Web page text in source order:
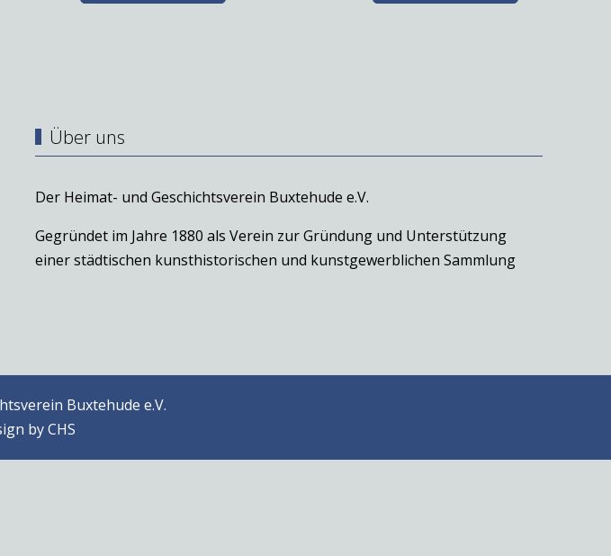
Über uns
Der Heimat- und Geschichtsverein Buxtehude e.V.
Gegründet im Jahre 1880 als Verein zur Gründung und Unterstützung
einer städtischen kunsthistorischen und kunstgewerblichen Sammlung
Buxtehude e.V.
byCHS